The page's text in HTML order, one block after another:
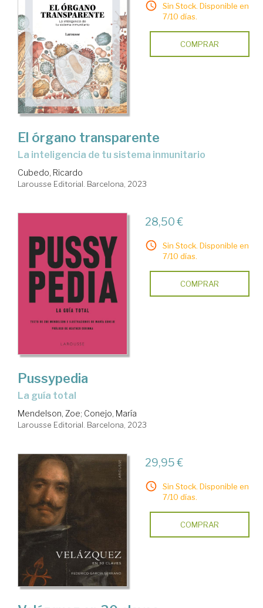
Sin Stock. Disponible en
7/10 días.
COMPRAR
El órgano transparente
la inteligencia de tu sistema inmunitario
Cubedo, Ricardo
Larousse Editorial. Barcelona, 2023
28,50 €
Sin Stock. Disponible en
7/10 días.
COMPRAR
Pussypedia
la guía total
Mendelson, Zoe; Conejo, María
Larousse Editorial. Barcelona, 2023
29,95 €
Sin Stock. Disponible en
7/10 días.
COMPRAR